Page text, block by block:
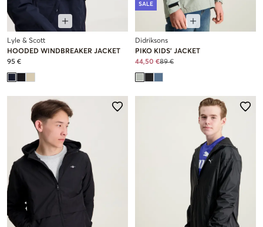
Lyle & Scott
HOODED WINDBREAKER JACKET
95 €
SALE
Didriksons
PIKO KIDS' JACKET
44,50 €89 €